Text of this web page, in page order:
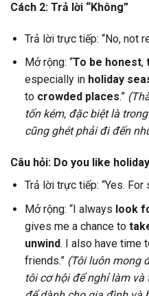
Cách 2: Trả lời “Không”
Trả lời trực tiếp: “No, not
Mở rộng: “To be honest,
especially in holiday
to crowded places.”
tốn kém, đặc biệt là
cũng ghét phải đi đến
Câu hỏi: Do you like
Trả lời trực tiếp: “Yes. For
Mở rộng: “I always look
gives me a chance to
unwind. I also have time
friends.” (Tôi luôn mong
tôi cơ hội để nghỉ làm